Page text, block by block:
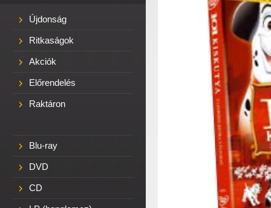
Újdonság
Ritkaságok
Akciók
Előrendelés
Raktáron
Blu-ray
DVD
CD